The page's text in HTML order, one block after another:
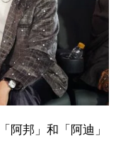
阿邦」和「阿迪」